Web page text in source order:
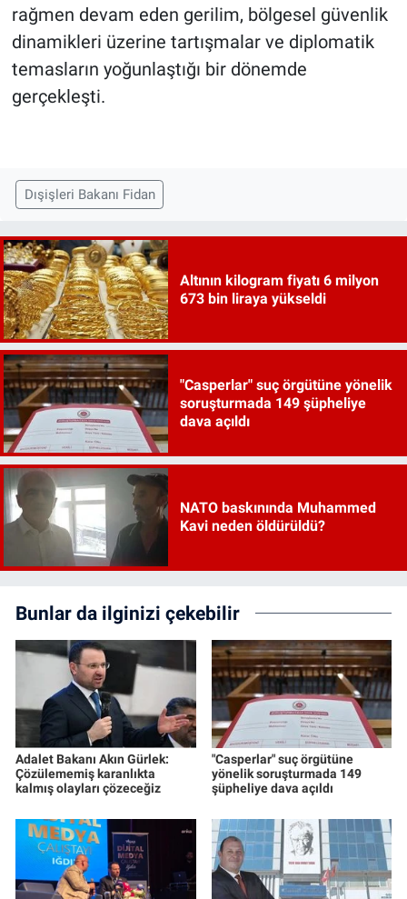
rağmen devam eden gerilim, bölgesel güvenlik
dinamikleri üzerine tartışmalar ve diplomatik
temasların yoğunlaştığı bir dönemde
gerçekleşti.
Dışişleri Bakanı Fidan
Altının kilogram fiyatı 6 milyon
673 bin liraya yükseldi
"Casperlar" suç örgütüne yönelik
soruşturmada 149 şüpheliye
dava açıldı
NATO baskınında Muhammed
Kavi neden öldürüldü?
Bunlar da ilginizi çekebilir
Adalet Bakanı Akın Gürlek:
Çözülememiş karanlıkta
kalmış olayları çözeceğiz
"Casperlar" suç örgütüne
yönelik soruşturmada 149
şüpheliye dava açıldı